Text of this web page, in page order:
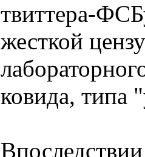
твиттера-
жесткой
ковида, типа